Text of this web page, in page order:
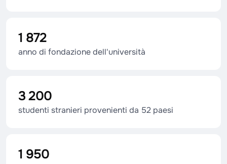
1 872
anno di fondazione dell'università
3 200
studenti stranieri provenienti da 52 paesi
1 950